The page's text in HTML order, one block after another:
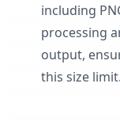
including
processing
output,
this size limit.